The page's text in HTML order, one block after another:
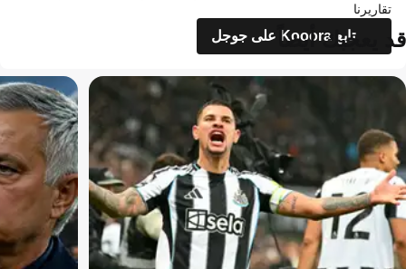
تقاريرنا
تابع Kooora على جوجل
قد يعجبك أيضاً